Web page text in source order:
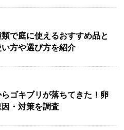
で庭に使えるおすすめ品と
方や選び方を紹介
ゴキブリが落ちてきた！卵
・対策を調査